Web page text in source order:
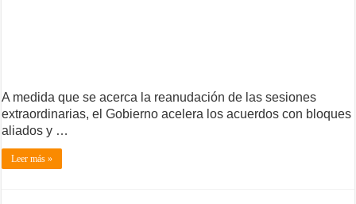
A medida que se acerca la reanudación de las sesiones
extraordinarias, el Gobierno acelera los acuerdos con bloques
aliados y …
Leer más »